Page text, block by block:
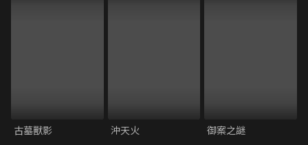
古墓獸影 沖天火 御案之謎